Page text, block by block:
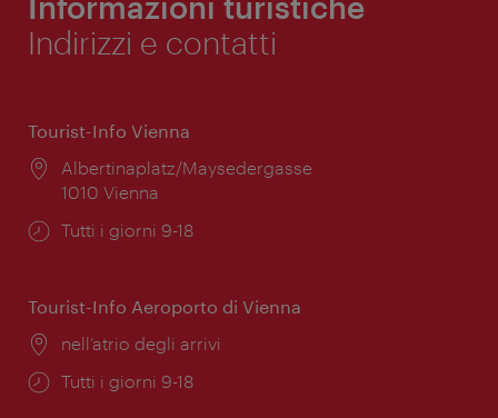
Indirizzi e contatti
Tourist-Info Vienna
Posizione:
Albertinaplatz/Maysedergasse
1010 Vienna
Orari
Tutti i giorni 9-18
Tourist-Info Aeroporto di Vienna
Posizione:
nell’atrio degli arrivi
Orari
Tutti i giorni 9-18